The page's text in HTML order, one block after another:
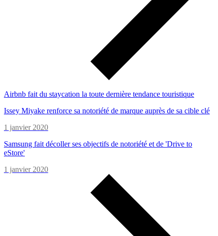
Airbnb fait du staycation la toute dernière tendance touristique
Issey Miyake renforce sa notoriété de marque auprès de sa cible clé
1 janvier 2020
Samsung fait décoller ses objectifs de notoriété et de 'Drive to
eStore'
1 janvier 2020